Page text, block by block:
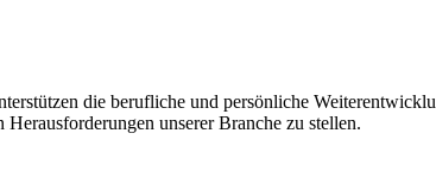
die berufliche und persönliche
unserer Branche zu stellen.